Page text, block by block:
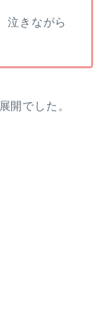
泣きながら
開でした。